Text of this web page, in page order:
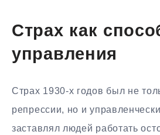
Страх как
управления
Страх 1930-х годов был не
репрессии, но и
заставлял людей работать